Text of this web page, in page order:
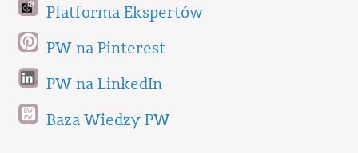
Platforma Ekspertów
PW na Pinterest
PW na LinkedIn
Baza Wiedzy PW